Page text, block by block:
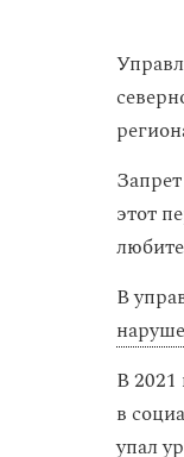
этот
В
В 2021
в
упал